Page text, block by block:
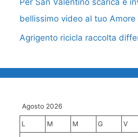
Per San Valentino scarica e
bellissimo video al tuo Amore
Agrigento ricicla raccolta
Agosto 2026
L M M G V